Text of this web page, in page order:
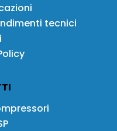
tecnici